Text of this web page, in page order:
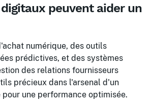
peuvent aider un
numérique, des outils
prédictives, et des systèmes
des relations fournisseurs
précieux dans l'arsenal d'un
une performance optimisée.